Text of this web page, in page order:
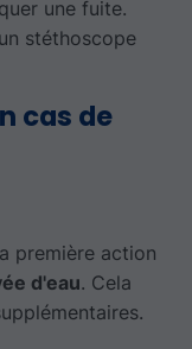
une fuite.
stéthoscope
cas de
première action
d'eau. Cela